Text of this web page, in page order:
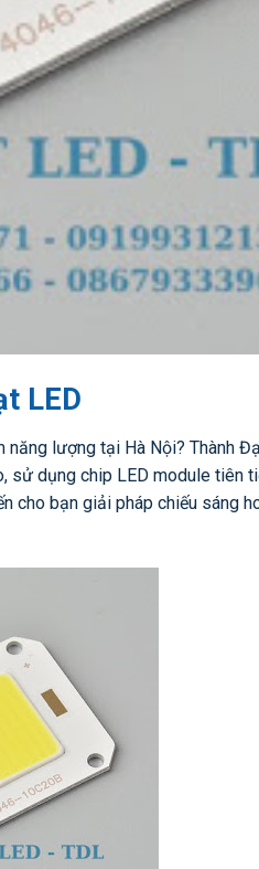
LED
lượng tại Hà Nội? Thành
dụng chip LED module tiên
cho bạn giải pháp chiếu sáng